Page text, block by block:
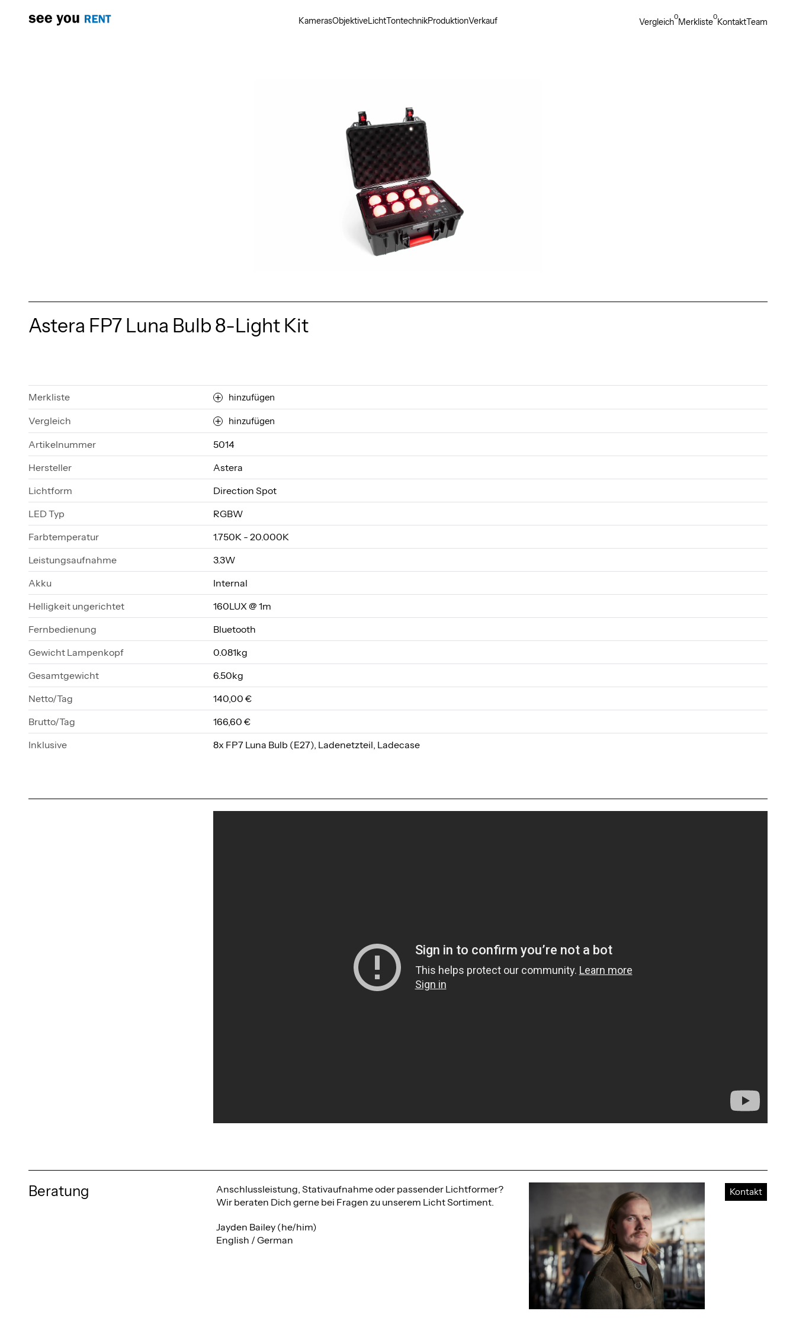
KamerasObjektiveLichtTontechnikProduktionVerkauf Vergleich0Merkliste0KontaktTeam
Astera FP7 Luna Bulb 8-Light Kit
Merkliste hinzufügen
Vergleich hinzufügen
Artikelnummer
5014
Hersteller
Astera
Lichtform
Direction Spot
LED Typ
RGBW
Farbtemperatur
1.750K - 20.000K
Leistungsaufnahme
3.3W
Akku
Internal
Helligkeit ungerichtet
160LUX @ 1m
Fernbedienung
Bluetooth
Gewicht Lampenkopf
0.081kg
Gesamtgewicht
6.50kg
Netto/Tag
140,00 €
Brutto/Tag
166,60 €
Inklusive
8x FP7 Luna Bulb (E27), Ladenetzteil, Ladecase
Beratung
Anschlussleistung, Stativaufnahme oder passender Lichtformer?
Wir beraten Dich gerne bei Fragen zu unserem Licht Sortiment.
Jayden Bailey (he/him)
English / German
Kontakt